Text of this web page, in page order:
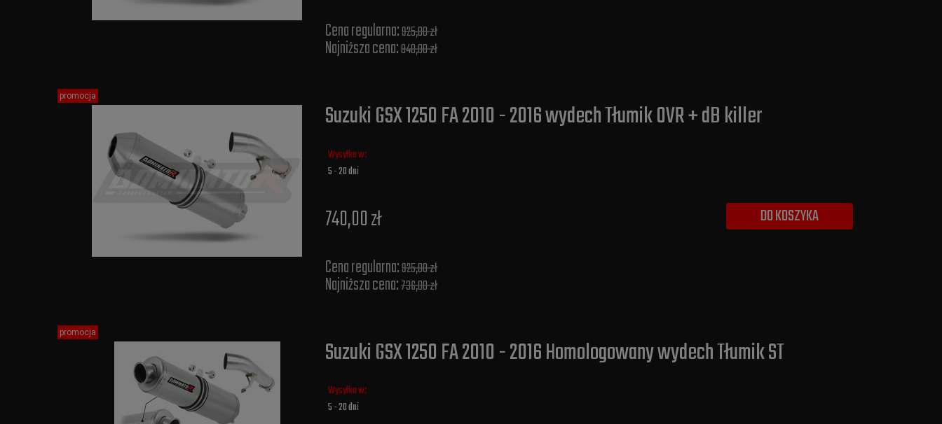
Cena regularna:925,00 zł
Najniższa cena:840,00 zł
Suzuki GSX 1250 FA 2010 - 2016 wydech Tłumik OVR + dB killer
Wysyłka w:
5 - 20 dni
740,00 zł
Cena regularna:925,00 zł
Najniższa cena:736,00 zł
DO KOSZYKA
promocja
Suzuki GSX 1250 FA 2010 - 2016 Homologowany wydech Tłumik ST
Wysyłka w:
5 - 20 dni
promocja